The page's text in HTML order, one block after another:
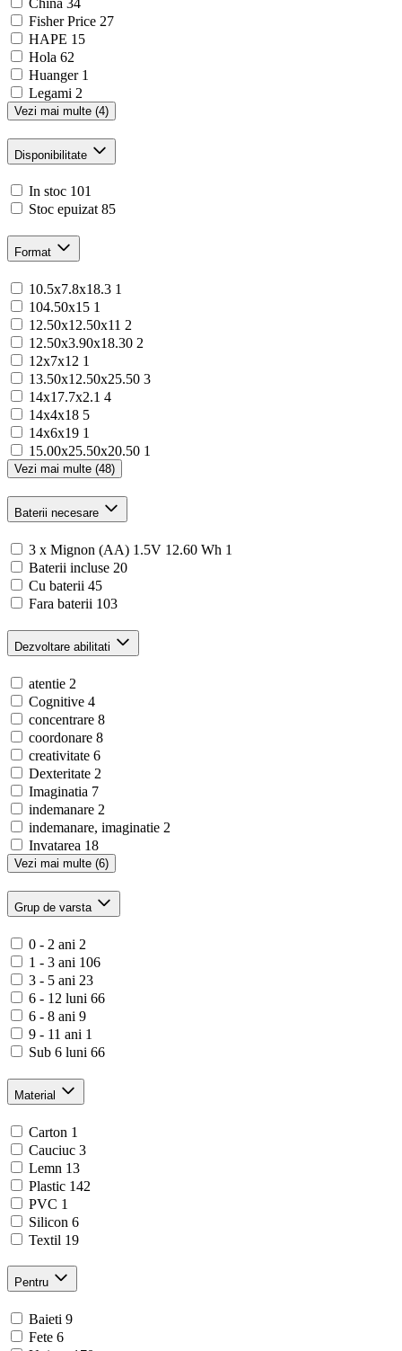
Fisher Price 27
HAPE 15
Hola 62
Huanger 1
Legami 2
Vezi mai multe (4)
Disponibilitate
In stoc 101
Stoc epuizat 85
Format
10.5x7.8x18.3 1
104.50x15 1
12.50x12.50x11 2
12.50x3.90x18.30 2
12x7x12 1
13.50x12.50x25.50 3
14x17.7x2.1 4
14x4x18 5
14x6x19 1
15.00x25.50x20.50 1
Vezi mai multe (48)
Baterii necesare
3 x Mignon (AA) 1.5V 12.60 Wh 1
Baterii incluse 20
Cu baterii 45
Fara baterii 103
Dezvoltare abilitati
atentie 2
Cognitive 4
concentrare 8
coordonare 8
creativitate 6
Dexteritate 2
Imaginatia 7
indemanare 2
indemanare, imaginatie 2
Invatarea 18
Vezi mai multe (6)
Grup de varsta
0 - 2 ani 2
1 - 3 ani 106
3 - 5 ani 23
6 - 12 luni 66
6 - 8 ani 9
9 - 11 ani 1
Sub 6 luni 66
Material
Carton 1
Cauciuc 3
Lemn 13
Plastic 142
PVC 1
Silicon 6
Textil 19
Pentru
Baieti 9
Fete 6